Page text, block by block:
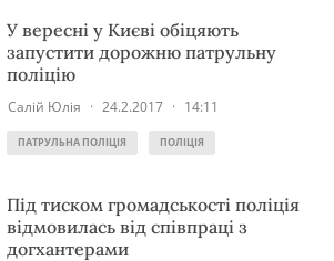
У вересні у Києві обіцяють
запустити дорожню патрульну
поліцію
Салій Юлія · 24.2.2017 · 14:11
ПАТРУЛЬНА ПОЛІЦІЯ ПОЛІЦІЯ
Під тиском громадськості поліція
відмовилась від співпраці з
догхантерами